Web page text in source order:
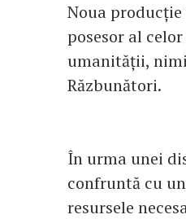
Noua
posesor al
umanității,
Răzbunători.
În urma unei
confruntă cu
resursele